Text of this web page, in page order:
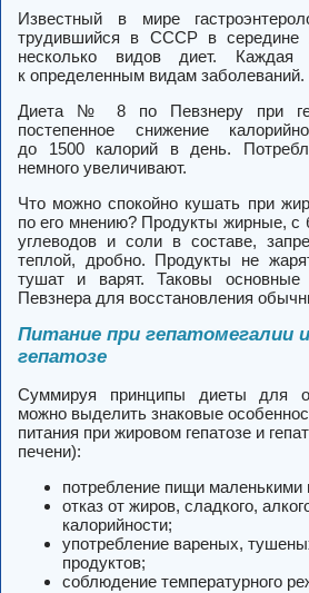
Известный в мире
трудившийся в СССР в середине
несколько видов диет. Каждая
к определенным видам заболеваний.
Диета № 8 по Певзнеру при
постепенное снижение
до 1500 калорий в день.
немного увеличивают.
Что можно спокойно кушать при
по его мнению? Продукты жирные, с
углеводов и соли в составе,
теплой, дробно. Продукты не
тушат и варят. Таковы
Певзнера для восстановления
Питание при гепатомегалии
гепатозе
Суммируя принципы диеты для
можно выделить знаковые
питания при жировом гепатозе и
печени):
потребление пищи маленькими
отказ от жиров, сладкого,
калорийности;
употребление вареных,
продуктов;
соблюдение температурного